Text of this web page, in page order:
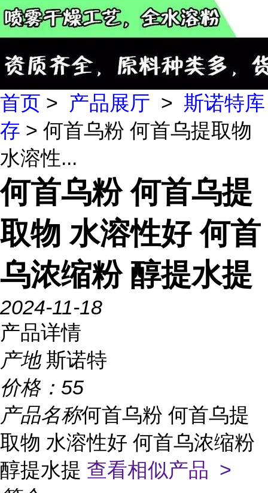
首页 > 产品展厅 > 斯诺特库
存 > 何首乌粉 何首乌提取物
水溶性...
何首乌粉 何首乌提
取物 水溶性好 何首
乌浓缩粉 醇提水提
2024-11-18
产品详情
产地 斯诺特
价格： 55
产品名称何首乌粉 何首乌提
取物 水溶性好 何首乌浓缩粉
醇提水提 查看相似产品 >